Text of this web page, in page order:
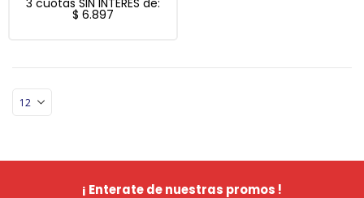
$ 6.897
¡ Enterate de nuestras promos !